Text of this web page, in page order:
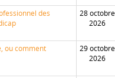
des
28 octobre
2026
ou comment
29 octobre
2026